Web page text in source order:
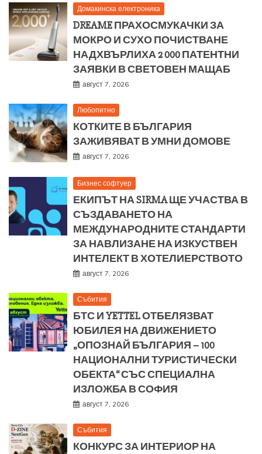
Домакинска електроника
DREAME ПРАХОСМУКАЧКИ ЗА
МОКРО И СУХО ПОЧИСТВАНЕ
НАДХВЪРЛИХА 2 000 ПАТЕНТНИ
ЗАЯВКИ В СВЕТОВЕН МАЩАБ
август 7, 2026
Любопитно
КОТКИТЕ В БЪЛГАРИЯ
ЗАЖИВЯВАТ В УМНИ ДОМОВЕ
август 7, 2026
Бизнес софтуер
ЕКИПЪТ НА SIRMA ЩЕ УЧАСТВА В
СЪЗДАВАНЕТО НА
МЕЖДУНАРОДНИТЕ СТАНДАРТИ
ЗА НАВЛИЗАНЕ НА ИЗКУСТВЕН
ИНТЕЛЕКТ В ХОТЕЛИЕРСТВОТО
август 7, 2026
Събития
БТС И YETTEL ОТБЕЛЯЗВАТ
ЮБИЛЕЯ НА ДВИЖЕНИЕТО
„ОПОЗНАЙ БЪЛГАРИЯ – 100
НАЦИОНАЛНИ ТУРИСТИЧЕСКИ
ОБЕКТА“ СЪС СПЕЦИАЛНА
ИЗЛОЖБА В СОФИЯ
август 7, 2026
Събития
КОНКУРС ЗА ИНТЕРИОР НА